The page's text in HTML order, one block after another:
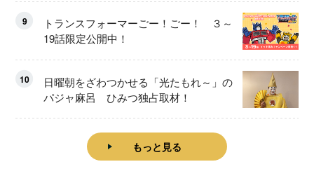
9
トランスフォーマーごー！ごー！ ３～
19話限定公開中！
10
日曜朝をざわつかせる「光たもれ～」の
パジャ麻呂 ひみつ独占取材！
もっと見る